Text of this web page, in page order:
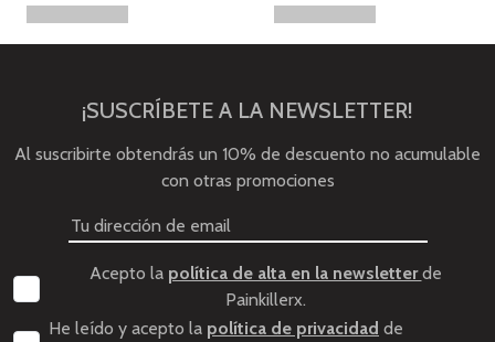
¡SUSCRÍBETE A LA NEWSLETTER!
Al suscribirte obtendrás un 10% de descuento no acumulable
con otras promociones
Acepto la política de alta en la newsletterde
Painkillerx.
He leído y acepto la política de privacidad de